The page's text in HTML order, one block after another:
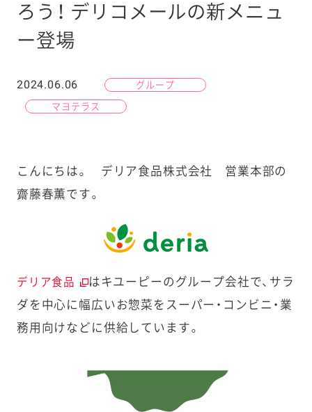
ろう！ デリコメールの新メニュ
ー登場
2024.06.06 グループ
マヨテラス
こんにちは。 デリア食品株式会社 営業本部の
齋藤春薫です。
デリア食品
はキユーピーのグループ会社で、サラ
ダを中心に幅広いお惣菜をスーパー・コンビニ・業
務用向けなどに供給しています。